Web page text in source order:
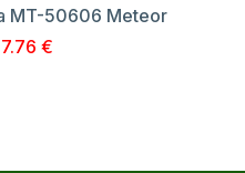
MT-50606 Meteor
7.76 €